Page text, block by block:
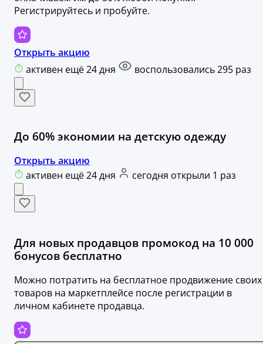
Регистрируйтесь и пробуйте.
Открыть акцию
активен ещё 24 дня
воспользовались 295 раз
До 60% экономии на детскую одежду
Открыть акцию
активен ещё 24 дня
сегодня открыли 1 раз
Для новых продавцов промокод на 10 000
бонусов бесплатно
Можно потратить на бесплатное продвижение своих
товаров на маркетплейсе после регистрации в
личном кабинете продавца.